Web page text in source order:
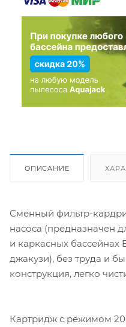
ОПИСАНИЕ
Сменный фильтр-
насоса (предназначен
и каркасных бассейнах
джакузи), без труда и
конструкция, легко
Картридж с режимом